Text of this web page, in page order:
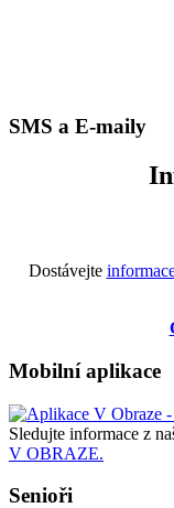
SMS a E-maily
Dostávejte
Mobilní aplikace
Sledujte informace z
V OBRAZE.
Senioři